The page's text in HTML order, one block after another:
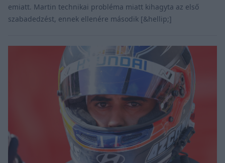
emiatt. Martin technikai probléma miatt kihagyta az első
szabadedzést, ennek ellenére második [&hellip;]